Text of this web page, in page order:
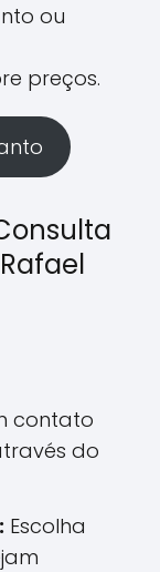
ou
preços.
contato
do
Escolha